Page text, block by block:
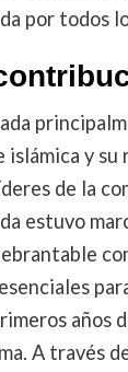
por todos
islámica y su
de la
estuvo
años
A través